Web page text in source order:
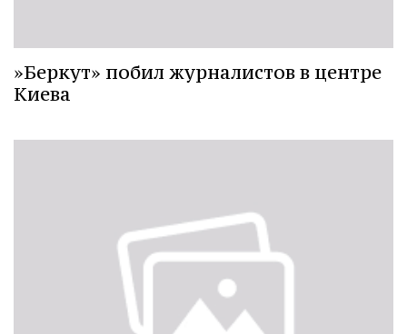
»Беркут» побил журналистов в центре
Киева